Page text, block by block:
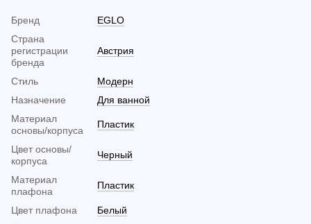
Бренд
EGLO
Страна
регистрации
бренда
Австрия
Стиль
Модерн
Назначение
Для ванной
Материал
основы/корпуса
Пластик
Цвет основы/
корпуса
Черный
Материал
плафона
Пластик
Цвет плафона
Белый